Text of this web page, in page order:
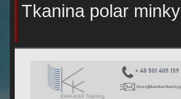
Tkanina polar minky